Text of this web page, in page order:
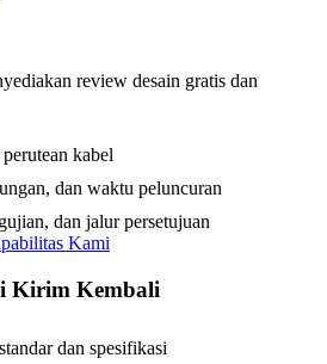
review desain gratis dan
kabel
dan waktu peluncuran
dan jalur persetujuan
Kami
Kirim Kembali
dan spesifikasi